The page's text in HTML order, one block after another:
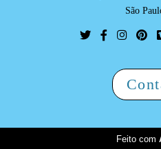
São
Feito com